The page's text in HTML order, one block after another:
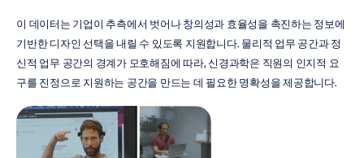
이 데이터는 기업이 추측에서 벗어나 창의성과 효율성을 촉진하는 정보에
기반한 디자인 선택을 내릴 수 있도록 지원합니다. 물리적 업무 공간과 정
신적 업무 공간의 경계가 모호해짐에 따라, 신경과학은 직원의 인지적 요
구를 진정으로 지원하는 공간을 만드는 데 필요한 명확성을 제공합니다.